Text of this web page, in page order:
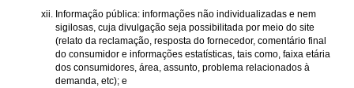
Informação pública: informações não individualizadas e nem
sigilosas, cuja divulgação seja possibilitada por meio do site
(relato da reclamação, resposta do fornecedor, comentário final
do consumidor e informações estatísticas, tais como, faixa etária
dos consumidores, área, assunto, problema relacionados à
demanda, etc); e